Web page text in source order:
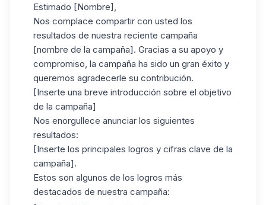
Estimado [Nombre],
Nos complace compartir con usted los
resultados de nuestra reciente campaña
[nombre de la campaña]. Gracias a su apoyo y
compromiso, la campaña ha sido un gran éxito y
queremos agradecerle su contribución.
[Inserte una breve introducción sobre el objetivo
de la campaña]
Nos enorgullece anunciar los siguientes
resultados:
[Inserte los principales logros y cifras clave de la
campaña].
Estos son algunos de los logros más
destacados de nuestra campaña: